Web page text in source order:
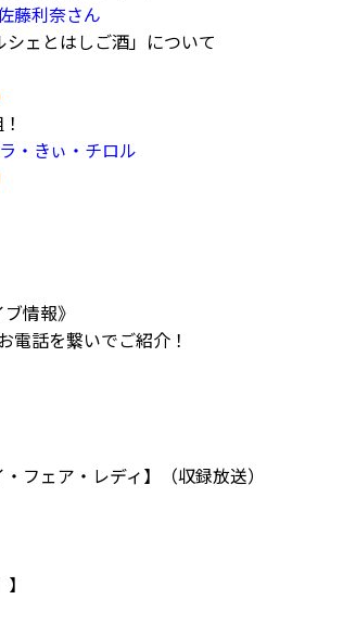
藤利奈さん
ェとはしご酒」について
・きぃ・チロル
情報》
電話を繋いでご紹介！
フェア・レディ】（収録放送）